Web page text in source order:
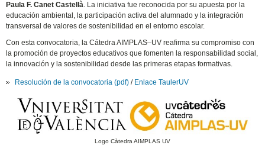
Paula F. Canet Castellà. La iniciativa fue reconocida por su apuesta por la
educación ambiental, la participación activa del alumnado y la integración
transversal de valores de sostenibilidad en el entorno escolar.
Con esta convocatoria, la Cátedra AIMPLAS–UV reafirma su compromiso con
la promoción de proyectos educativos que fomenten la responsabilidad social,
la innovación y la sostenibilidad desde las primeras etapas formativas.
Resolución de la convocatoria (pdf) / Enlace TaulerUV
Logo Càtedra AIMPLAS UV